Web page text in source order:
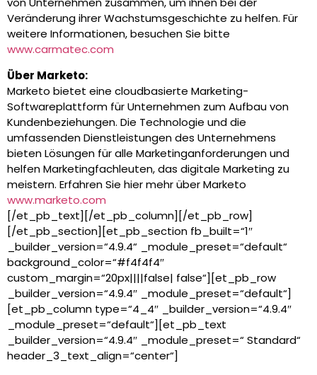
Veränderung ihrer Wachstumsgeschichte zu helfen. Für
weitere Informationen, besuchen Sie bitte
www.carmatec.com
Über Marketo:
Marketo bietet eine cloudbasierte Marketing-
Softwareplattform für Unternehmen zum Aufbau von
Kundenbeziehungen. Die Technologie und die
umfassenden Dienstleistungen des Unternehmens
bieten Lösungen für alle Marketinganforderungen und
helfen Marketingfachleuten, das digitale Marketing zu
meistern. Erfahren Sie hier mehr über Marketo
www.marketo.com
[/et_pb_text][/et_pb_column][/et_pb_row]
[/et_pb_section][et_pb_section fb_built=“1″
_builder_version=“4.9.4“ _module_preset=“default“
background_color=“#f4f4f4″
custom_margin=“20px||||false| false“][et_pb_row
_builder_version=“4.9.4″ _module_preset=“default“]
[et_pb_column type=“4_4″ _builder_version=“4.9.4″
_module_preset=“default“][et_pb_text
_builder_version=“4.9.4″ _module_preset=“ Standard“
header_3_text_align=“center“]